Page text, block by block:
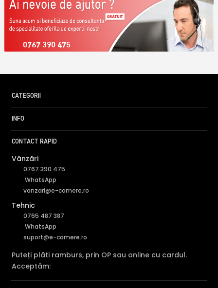
0767 390 475
CATEGORII
INFO
CONTACT RAPID
Vânzări
0767 390 475
WhatsApp
vanzari@e-camere.ro
Tehnic
0765 487 387
WhatsApp
suport@e-camere.ro
Puteți plăti ramburs, prin OP sau online cu cardul.
Acceptăm: